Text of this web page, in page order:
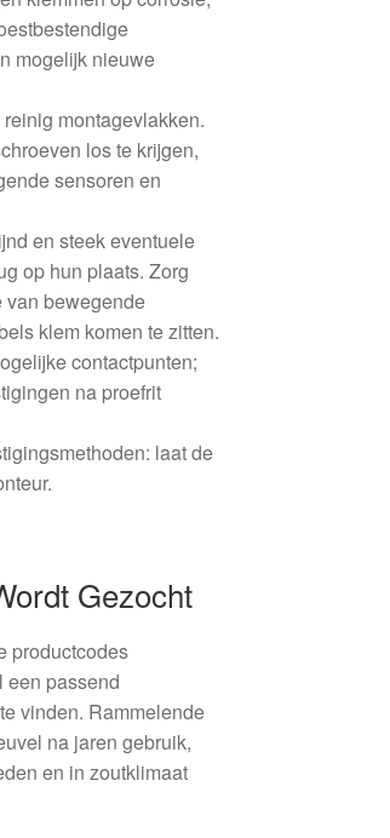
mogelijk nieuwe
montagevlakken.
los te krijgen,
sensoren en
en steek eventuele
op hun plaats. Zorg
van bewegende
klem komen te zitten.
contactpunten;
na proefrit
laat de
Gezocht
productcodes
een passend
vinden. Rammelende
na jaren gebruik,
en in zoutklimaat